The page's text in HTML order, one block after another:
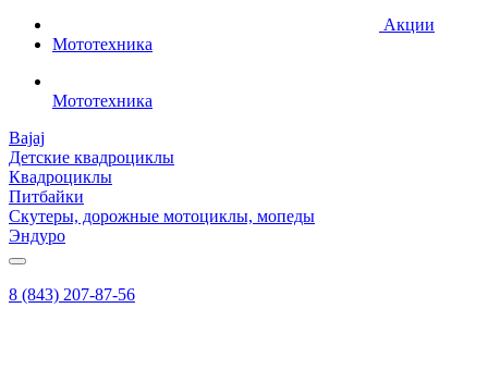
Акции
Мототехника
Мототехника
Bajaj
Детские квадроциклы
Квадроциклы
Питбайки
Скутеры, дорожные мотоциклы, мопеды
Эндуро
8 (843) 207-87-56